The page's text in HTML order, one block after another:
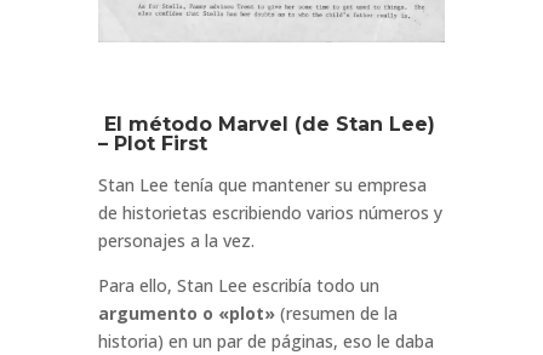
El método Marvel (de Stan Lee)
– Plot First
Stan Lee tenía que mantener su empresa
de historietas escribiendo varios números y
personajes a la vez.
Para ello, Stan Lee escribía todo un
argumento o «plot»(resumen de la
historia) en un par de páginas, eso le daba